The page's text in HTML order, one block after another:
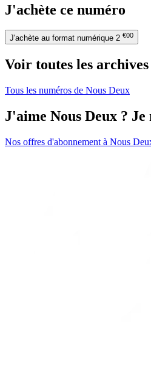
J'achète ce numéro
J'achète au format numérique 2 €00
Voir toutes les
Tous les numéros de Nous Deux
J'aime Nous Deux ? Je
Nos offres d'abonnement à Nous